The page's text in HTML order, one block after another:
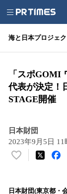
海と日本プロジェク
「スポGOMI
代表が決定！
STAGE開催
日本財団
2023年9月5日 11
い
！
日本財団(東京都・